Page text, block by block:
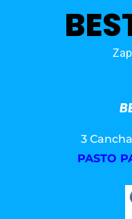
3
PASTO